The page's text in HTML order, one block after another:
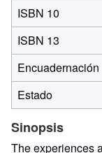
ISBN 10
ISBN 13
Encuadernación
Estado
Sinopsis
The experiences